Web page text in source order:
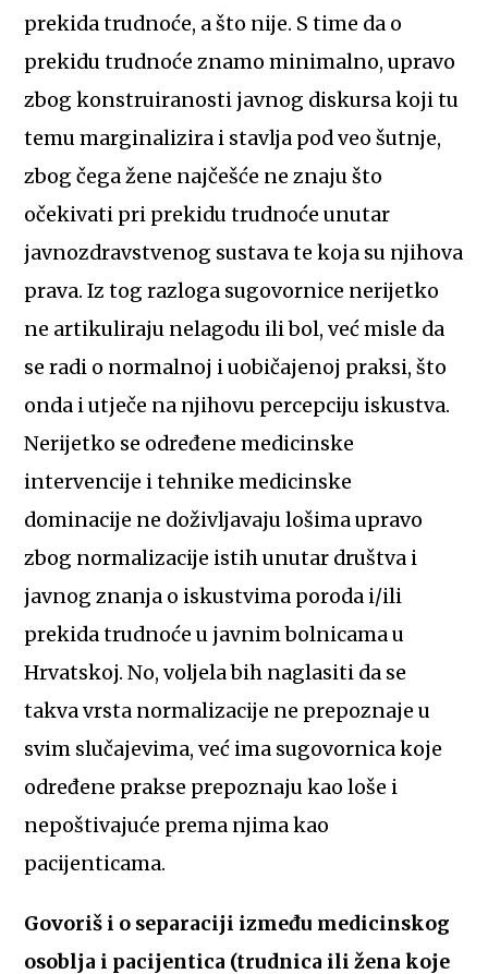
prekida trudnoće, a što nije. S time da o
prekidu trudnoće znamo minimalno, upravo
zbog konstruiranosti javnog diskursa koji tu
temu marginalizira i stavlja pod veo šutnje,
zbog čega žene najčešće ne znaju što
očekivati pri prekidu trudnoće unutar
javnozdravstvenog sustava te koja su njihova
prava. Iz tog razloga sugovornice nerijetko
ne artikuliraju nelagodu ili bol, već misle da
se radi o normalnoj i uobičajenoj praksi, što
onda i utječe na njihovu percepciju iskustva.
Nerijetko se određene medicinske
intervencije i tehnike medicinske
dominacije ne doživljavaju lošima upravo
zbog normalizacije istih unutar društva i
javnog znanja o iskustvima poroda i/ili
prekida trudnoće u javnim bolnicama u
Hrvatskoj. No, voljela bih naglasiti da se
takva vrsta normalizacije ne prepoznaje u
svim slučajevima, već ima sugovornica koje
određene prakse prepoznaju kao loše i
nepoštivajuće prema njima kao
pacijenticama.
Govoriš i o separaciji između medicinskog
osoblja i pacijentica (trudnica ili žena koje